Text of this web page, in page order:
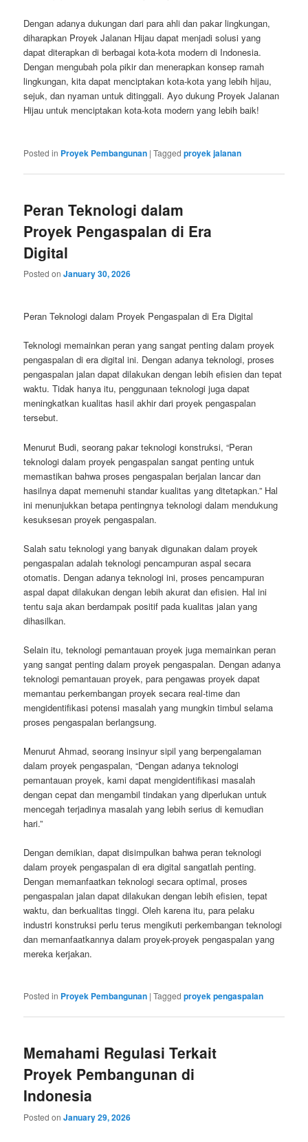
Dengan adanya dukungan dari para ahli dan pakar lingkungan,
diharapkan Proyek Jalanan Hijau dapat menjadi solusi yang
dapat diterapkan di berbagai kota-kota modern di Indonesia.
Dengan mengubah pola pikir dan menerapkan konsep ramah
lingkungan, kita dapat menciptakan kota-kota yang lebih hijau,
sejuk, dan nyaman untuk ditinggali. Ayo dukung Proyek Jalanan
Hijau untuk menciptakan kota-kota modern yang lebih baik!
Posted in Proyek Pembangunan |Tagged proyek jalanan
Peran Teknologi dalam
Proyek Pengaspalan di Era
Digital
Posted onJanuary 30, 2026
Peran Teknologi dalam Proyek Pengaspalan di Era Digital
Teknologi memainkan peran yang sangat penting dalam proyek
pengaspalan di era digital ini. Dengan adanya teknologi, proses
pengaspalan jalan dapat dilakukan dengan lebih efisien dan tepat
waktu. Tidak hanya itu, penggunaan teknologi juga dapat
meningkatkan kualitas hasil akhir dari proyek pengaspalan
tersebut.
Menurut Budi, seorang pakar teknologi konstruksi, “Peran
teknologi dalam proyek pengaspalan sangat penting untuk
memastikan bahwa proses pengaspalan berjalan lancar dan
hasilnya dapat memenuhi standar kualitas yang ditetapkan.” Hal
ini menunjukkan betapa pentingnya teknologi dalam mendukung
kesuksesan proyek pengaspalan.
Salah satu teknologi yang banyak digunakan dalam proyek
pengaspalan adalah teknologi pencampuran aspal secara
otomatis. Dengan adanya teknologi ini, proses pencampuran
aspal dapat dilakukan dengan lebih akurat dan efisien. Hal ini
tentu saja akan berdampak positif pada kualitas jalan yang
dihasilkan.
Selain itu, teknologi pemantauan proyek juga memainkan peran
yang sangat penting dalam proyek pengaspalan. Dengan adanya
teknologi pemantauan proyek, para pengawas proyek dapat
memantau perkembangan proyek secara real-time dan
mengidentifikasi potensi masalah yang mungkin timbul selama
proses pengaspalan berlangsung.
Menurut Ahmad, seorang insinyur sipil yang berpengalaman
dalam proyek pengaspalan, “Dengan adanya teknologi
pemantauan proyek, kami dapat mengidentifikasi masalah
dengan cepat dan mengambil tindakan yang diperlukan untuk
mencegah terjadinya masalah yang lebih serius di kemudian
hari.”
Dengan demikian, dapat disimpulkan bahwa peran teknologi
dalam proyek pengaspalan di era digital sangatlah penting.
Dengan memanfaatkan teknologi secara optimal, proses
pengaspalan jalan dapat dilakukan dengan lebih efisien, tepat
waktu, dan berkualitas tinggi. Oleh karena itu, para pelaku
industri konstruksi perlu terus mengikuti perkembangan teknologi
dan memanfaatkannya dalam proyek-proyek pengaspalan yang
mereka kerjakan.
Posted in Proyek Pembangunan |Tagged proyek pengaspalan
Memahami Regulasi Terkait
Proyek Pembangunan di
Indonesia
Posted onJanuary 29, 2026